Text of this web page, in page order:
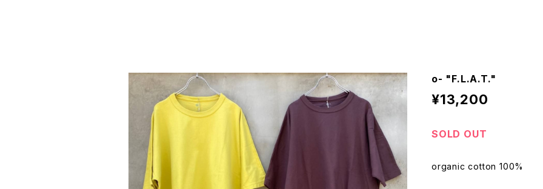
o- "F.L.A.T."
¥13,200
SOLD OUT
organic cotton 100%